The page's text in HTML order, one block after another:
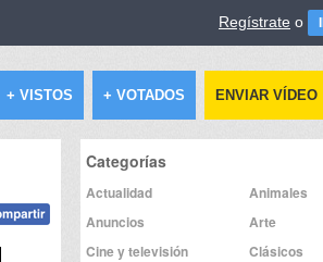
Regístrate o
+ VISTOS + VOTADOS ENVIAR VÍDEO
Categorías
Actualidad
Animales
Anuncios
Arte
Cine y televisión
Clásicos